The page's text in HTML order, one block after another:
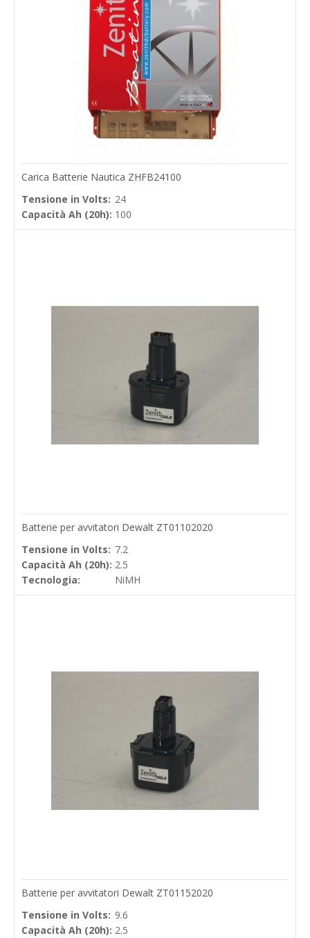
Carica Batterie Nautica ZHFB24100
Tensione in Volts: 24
Capacità Ah (20h): 100
Batterie per avvitatori Dewalt ZT01102020
Tensione in Volts: 7.2
Capacità Ah (20h): 2.5
Tecnologia:
NiMH
Batterie per avvitatori Dewalt ZT01152020
Tensione in Volts: 9.6
Capacità Ah (20h): 2.5